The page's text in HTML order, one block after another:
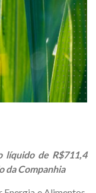
líquido de R$711,4
da Companhia